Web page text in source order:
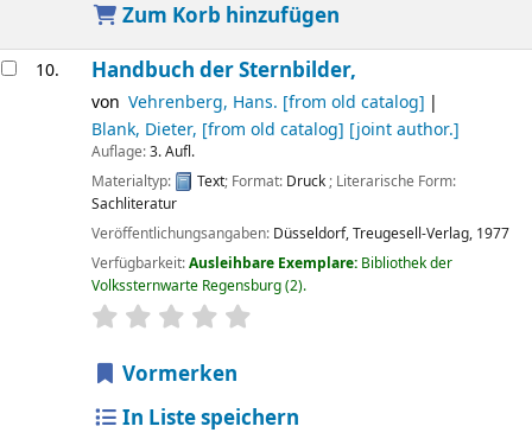
Zum Korb hinzufügen
10. Handbuch der Sternbilder,
von Vehrenberg, Hans. [from old catalog]
Blank, Dieter, [from old catalog] [joint author.]
Auflage:3. Aufl.
Materialtyp:
Text; Format: Druck; Literarische Form:
Sachliteratur
Veröffentlichungsangaben: Düsseldorf,Treugesell-Verlag, 1977
Verfügbarkeit:Ausleihbare Exemplare: Bibliothek der
Volkssternwarte Regensburg(2).
Sternchenbewertung
Vormerken
In Liste speichern